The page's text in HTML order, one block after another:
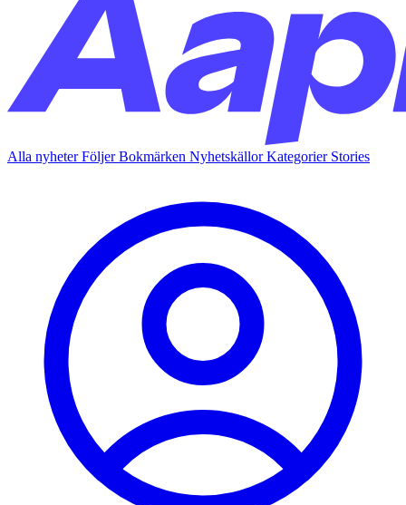
Alla nyheterFöljerBokmärken NyhetskällorKategorier Stories